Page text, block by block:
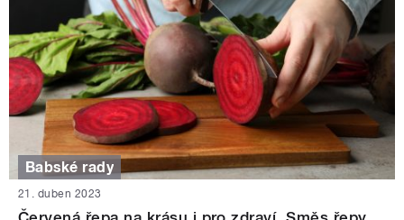
Babské rady
21. duben 2023